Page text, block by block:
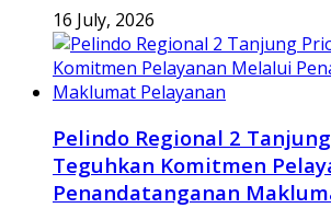
16 July, 2026
Pelindo Regional 2
Teguhkan Komitmen
Penandatanganan